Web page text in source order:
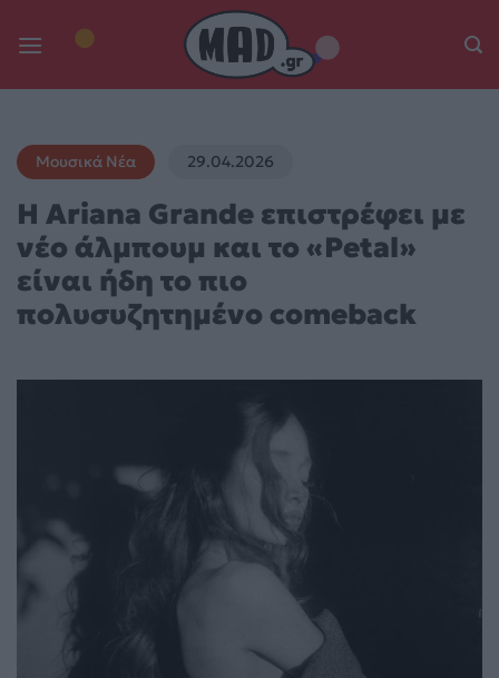
Μουσικά Νέα 29.04.2026
Η Ariana Grande επιστρέφει με
νέο άλμπουμ και το «Petal»
είναι ήδη το πιο
πολυσυζητημένο comeback